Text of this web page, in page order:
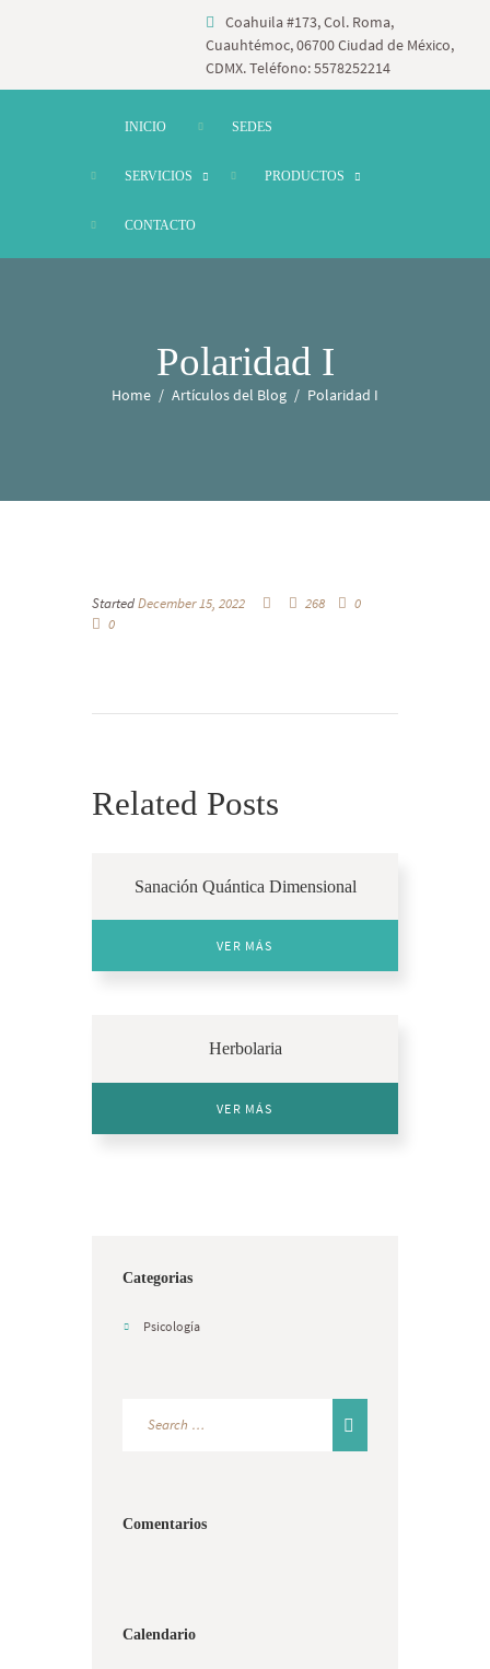
Coahuila #173, Col. Roma,
Cuauhtémoc, 06700 Ciudad de México,
CDMX. Teléfono: 5578252214
INICIO SEDES
SERVICIOS PRODUCTOS
CONTACTO
Polaridad I
Home Artículos del Blog Polaridad I
StartedDecember 15, 2022 268
0
0
Related Posts
Sanación Quántica Dimensional
VER MÁS
Herbolaria
VER MÁS
Categorias
Psicología
Comentarios
Calendario